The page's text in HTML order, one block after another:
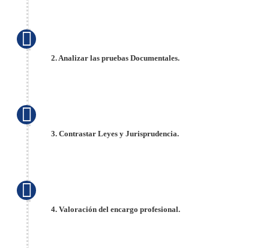
2. Analizar las pruebas Documentales.
3. Contrastar Leyes y Jurisprudencia.
4. Valoración del encargo profesional.